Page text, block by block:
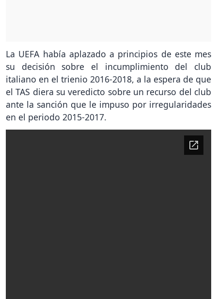
La UEFA había aplazado a principios de este mes
su decisión sobre el incumplimiento del club
italiano en el trienio 2016-2018, a la espera de que
el TAS diera su veredicto sobre un recurso del club
ante la sanción que le impuso por irregularidades
en el periodo 2015-2017.